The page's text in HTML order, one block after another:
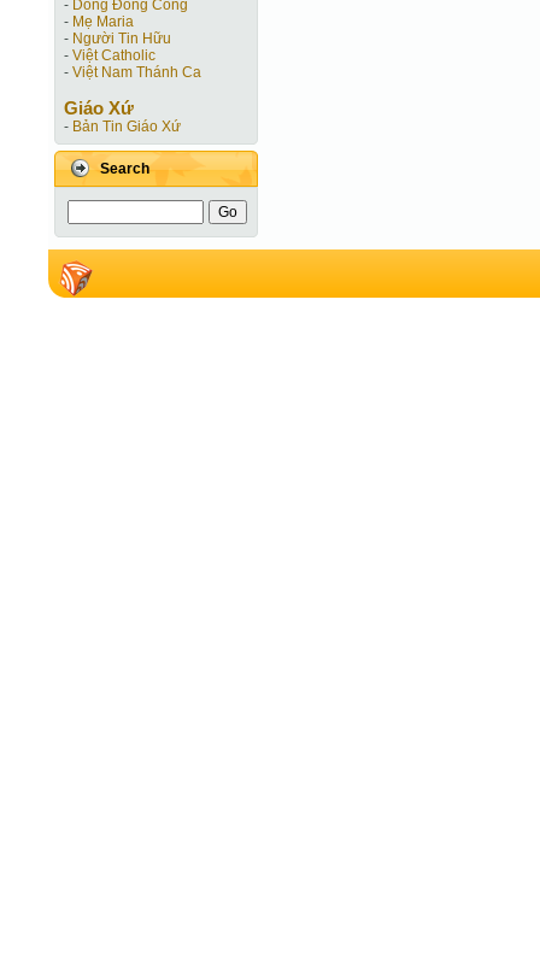
- Dòng Đồng Công
- Mẹ Maria
- Người Tin Hữu
- Việt Catholic
- Việt Nam Thánh Ca
Giáo Xứ
- Bản Tin Giáo Xứ
Search